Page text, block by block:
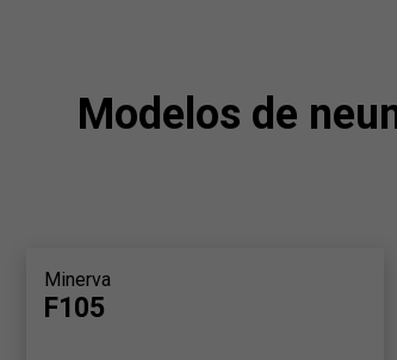
Modelos de
Minerva
F105